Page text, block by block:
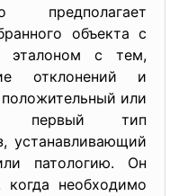
предполагает
объекта с
эталоном с тем,
отклонений и
или
первый тип
устанавливающий
патологию. Он
необходимо